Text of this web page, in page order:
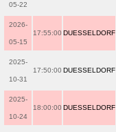
05-22
2026-
05-15
17:55:00 DUESSELDORF
2025-
10-31
17:50:00 DUESSELDORF
2025-
10-24
18:00:00 DUESSELDORF